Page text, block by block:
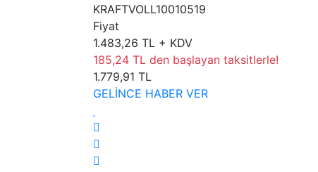
KRAFTVOLL10010519
Fiyat
1.483,26 TL + KDV
185,24 TL den başlayan taksitlerle!
1.779,91 TL
GELİNCE HABER VER